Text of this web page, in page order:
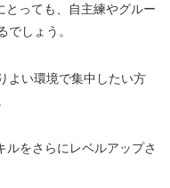
っても、自主練やグルー
でしょう。
よい環境で集中したい方
をさらにレベルアップさ